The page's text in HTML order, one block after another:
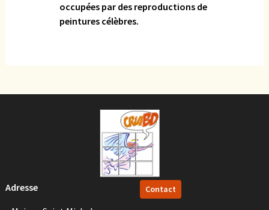
occupées par des reproductions de
peintures célèbres.
Adresse
Contact